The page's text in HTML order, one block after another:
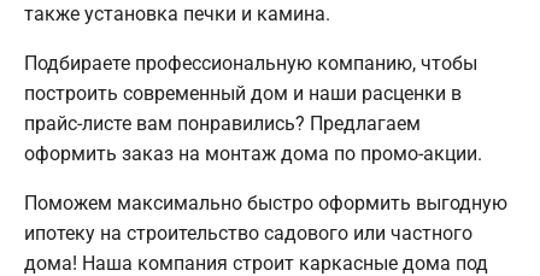
также установка печки и камина.
Подбираете профессиональную компанию, чтобы
построить современный дом и наши расценки в
прайс-листе вам понравились? Предлагаем
оформить заказ на монтаж дома по промо-акции.
Поможем максимально быстро оформить выгодную
ипотеку на строительство садового или частного
дома! Наша компания строит каркасные дома под